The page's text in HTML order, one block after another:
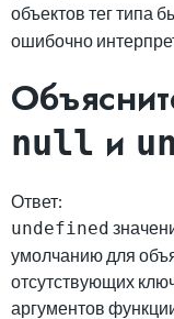
объектов тег типа
ошибочно
null и
Ответ:
undefined
умолчанию для
отсутствующих
аргументов